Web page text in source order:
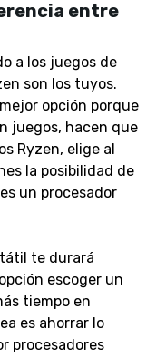
entre
a los juegos de
son los tuyos.
opción porque
juegos, hacen que
Ryzen, elige al
la posibilidad de
un procesador
te durará
escoger un
tiempo en
es ahorrar lo
procesadores